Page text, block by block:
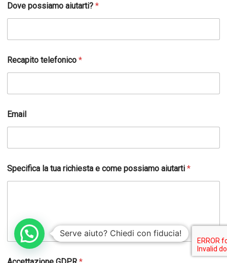
i
u
t
i
?
o
e
Dove possiamo aiutarti?*
Recapito telefonico*
Email
Specifica la tua richiesta e come possiamo aiutarti*
Serve aiuto? Chiedi con fiducia!